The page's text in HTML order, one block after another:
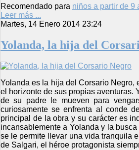
Recomendado para niños a partir de 9
Leer más ...
Martes, 14 Enero 2014 23:24
Yolanda, la hija del
Yolanda es la hija del Corsario Negro,
el horizonte de sus propias aventuras.
de su padre le mueven para
curiosamente se enfrenta al conde
principal de la obra y su carácter es
incansablemente a Yolanda y la
se le permite llevar una vida tranquila
de Salgari, el héroe protagonista